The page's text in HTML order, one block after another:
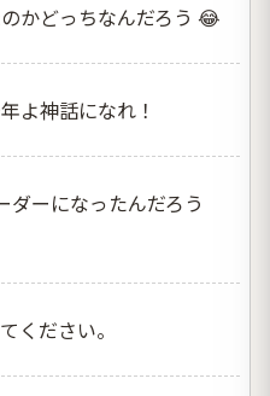
かどっちなんだろう 😂
よ神話になれ！
ダーになったんだろう
ください。